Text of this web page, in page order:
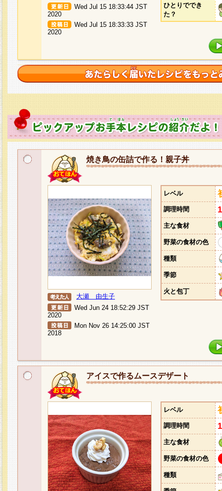
Wed Jul 15 18:33:44 JST
2020
Wed Jul 15 18:33:33 JST
2020
ひとりででき
た？
焼き鳥の缶詰で作る！親子丼
大瀬 由生子
Wed Jun 24 18:52:29 JST
2020
Mon Nov 26 14:25:00 JST
2018
レベル
調理時間
主な食材
野菜の食材の色
種類
季節
火と包丁
アイスで作るムースデザート
レベル
調理時間
主な食材
野菜の食材の色
種類